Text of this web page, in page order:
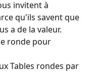
invitent à
qu'ils savent que
a de la valeur.
ronde pour
Tables rondes par